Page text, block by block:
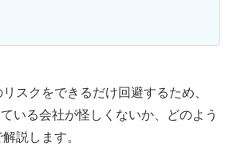
スクをできるだけ回避するため、
いる会社が怪しくないか、どのよう
説します。